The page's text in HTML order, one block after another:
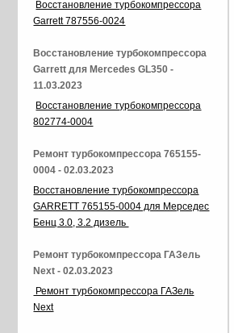
Восстановление турбокомпрессора
Garrett 787556-0024
Восстановление турбокомпрессора
Garrett для Mercedes GL350 -
11.03.2023
Восстановление турбокомпрессора
802774-0004
Ремонт турбокомпрессора 765155-
0004 - 02.03.2023
Восстановление турбокомпрессора
GARRETT 765155-0004 для Мерседес
Бенц 3.0, 3.2 дизель
Ремонт турбокомпрессора ГАЗель
Next - 02.03.2023
Ремонт турбокомпрессора ГАЗель
Next